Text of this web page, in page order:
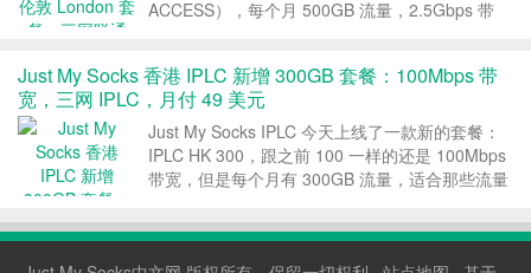
ACCESS），每个月 500GB 流量，2.5Gbps 带
Just My Socks 香港 IPLC 新增 300GB 套餐：100Mbps 带
宽，三网 IPLC，月付 49 美元
Just My Socks IPLC 今天上线了一款新的套餐：
IPLC HK 300，跟之前 100 一样的还是 100Mbps
带宽，但是每个月有 300GB 流量，适合那些流量
1、Just My Socks 香港 IPLC 3...